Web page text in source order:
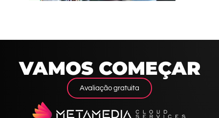
VAMOS COMEÇAR
Avaliação gratuita